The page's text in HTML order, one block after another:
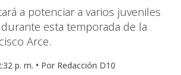
a potenciar a varios juveniles
esta temporada de la
Arce.
p. m. • Por Redacción D10